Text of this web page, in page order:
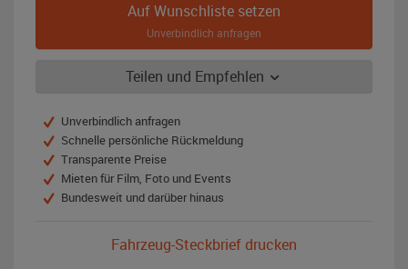
Auf Wunschliste setzen
Unverbindlich anfragen
Teilen und Empfehlen
Unverbindlich anfragen
Schnelle persönliche Rückmeldung
Transparente Preise
Mieten für Film, Foto und Events
Bundesweit und darüber hinaus
Fahrzeug-Steckbrief drucken